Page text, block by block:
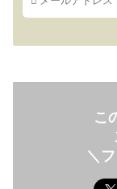
こ
＼